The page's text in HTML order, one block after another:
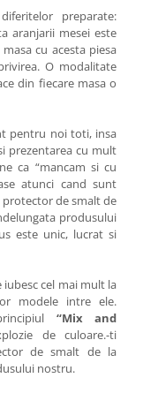
preparate:
aranjarii mesei este
cu acesta piesa
O modalitate
din fiecare masa o
pentru noi toti, insa
prezentarea cu mult
ca “mancam si cu
atunci cand sunt
protector de smalt de
produsului
este unic, lucrat si
cel mai mult la
modele intre ele.
“Mix and
de culoare.-ti
de smalt de la
nostru.